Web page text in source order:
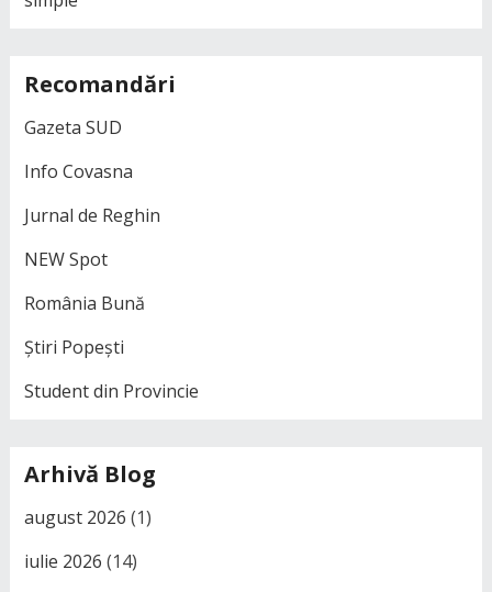
Recomandări
Gazeta SUD
Info Covasna
Jurnal de Reghin
NEW Spot
România Bună
Știri Popești
Student din Provincie
Arhivă Blog
august 2026 (1)
iulie 2026 (14)